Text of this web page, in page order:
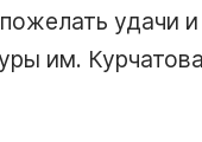
удачи
им.